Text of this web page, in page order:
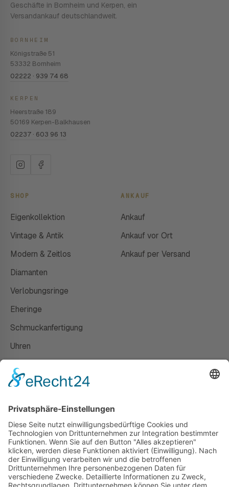
Geschäfte in Bornheim und Kerpen, ein
Versandankauf deutschlandweit.
BORNHEIM
Königstraße 51
53332 Bornheim
02222 · 939 74 68
KERPEN
Heerstraße 189
50169 Kerpen-Balkhausen
02237 · 603 96 13
SHOP
Eigenkollektion
Vintage & Antik
Modern & Zeitlos
Diamanten
Verlobungsringe
Eheringe
Schmuckanfertigung
Uhren
ANKAUF
Ankauf
Ankauf vor Ort
Ankauf per Versand
Susanne Steiger
Geschäfte
Newsletter
Kontakt